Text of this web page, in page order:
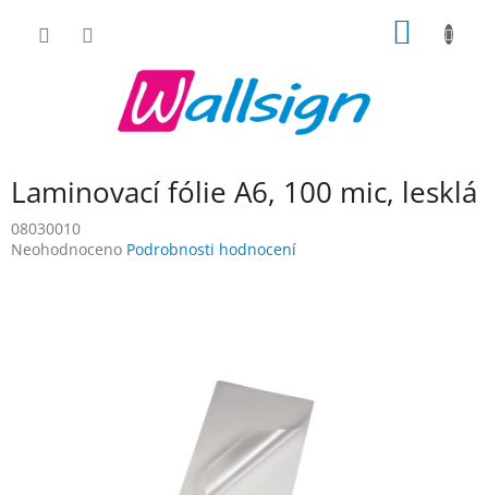
Laminovací fólie A6, 100 mic, lesklá
08030010
Průměrné
Neohodnoceno Podrobnosti hodnocení